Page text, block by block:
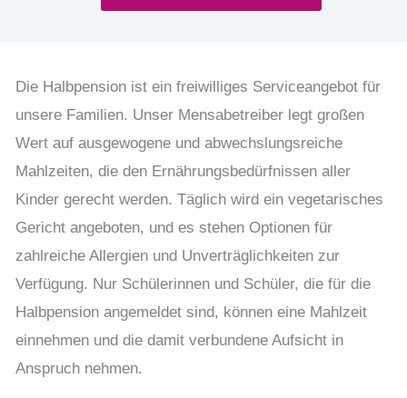
Die Halbpension ist ein freiwilliges Serviceangebot für
unsere Familien. Unser Mensabetreiber legt großen
Wert auf ausgewogene und abwechslungsreiche
Mahlzeiten, die den Ernährungsbedürfnissen aller
Kinder gerecht werden. Täglich wird ein vegetarisches
Gericht angeboten, und es stehen Optionen für
zahlreiche Allergien und Unverträglichkeiten zur
Verfügung. Nur Schülerinnen und Schüler, die für die
Halbpension angemeldet sind, können eine Mahlzeit
einnehmen und die damit verbundene Aufsicht in
Anspruch nehmen.